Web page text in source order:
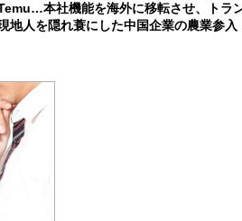
本社機能を海外に移転させ、トラ
地人を隠れ蓑にした中国企業の農業参